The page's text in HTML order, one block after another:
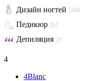
Дизайн ногтей 2448
Педикюр 261
Депиляция 29
4
4Blanc